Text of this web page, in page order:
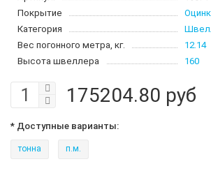
Покрытие
Категория
Вес погонного метра, кг.
12.14
Высота швеллера
160
175204.80 руб
* Доступные варианты:
тонна п.м.